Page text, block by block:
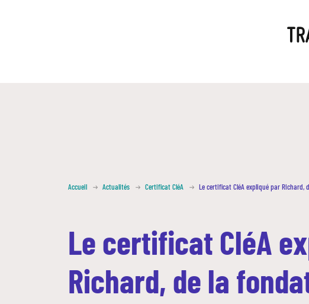
Accueil Actualités Certificat CléA Le certificat CléA expliqué par Richard,
Le certificat CléA
Richard, de la